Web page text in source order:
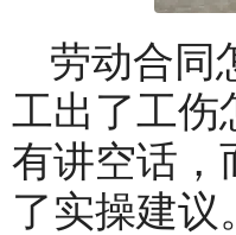
劳动合同
工出了工伤
有讲空话，
了实操建议